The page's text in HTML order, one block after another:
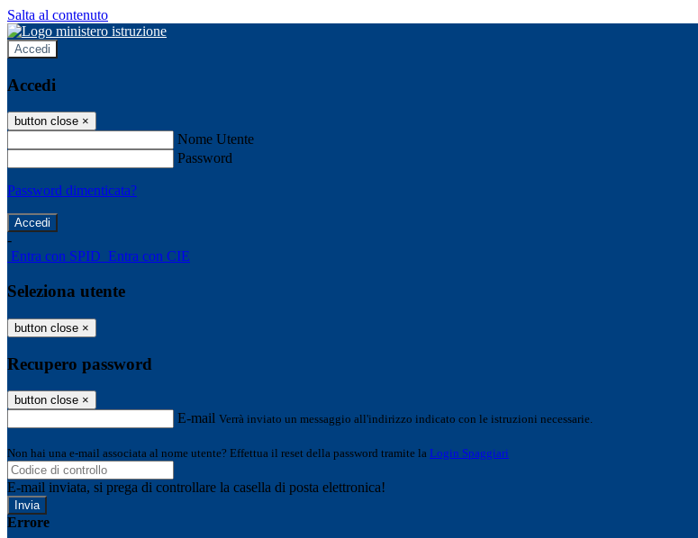
Salta al contenuto
Accedi
Accedi
button close ×
Nome Utente
Password
Password dimenticata?
-
Entra con SPID Entra con CIE
Seleziona utente
button close ×
Recupero password
button close ×
E-mail Verrà inviato un messaggio all'indirizzo indicato con le istruzioni necessarie.
Non hai una e-mail associata al nome utente? Effettua il reset della password tramite la Login Spaggiari
E-mail inviata, si prega di controllare la casella di posta elettronica!
Errore